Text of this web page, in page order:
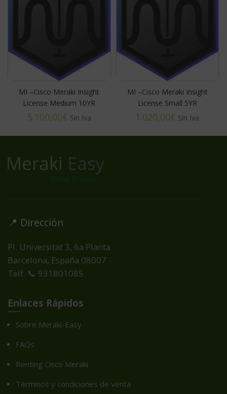
MI –Cisco Meraki Insight
License Medium 10YR
€
MI –Cisco Meraki Insight
License Small 5YR
€
📍 Dirección
Pl. Universitat 3, 6a Planta
Barcelona, España 08007
Telf. 📞 931801085
Enlaces Rápidos
Sobre Meraki-Easy
FAQs
Renting Cisco Meraki
Términos y condiciones de venta